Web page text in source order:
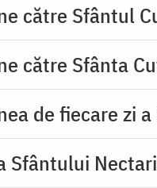
către Sfântul
către Sfânta
de fiecare zi
Sfântului